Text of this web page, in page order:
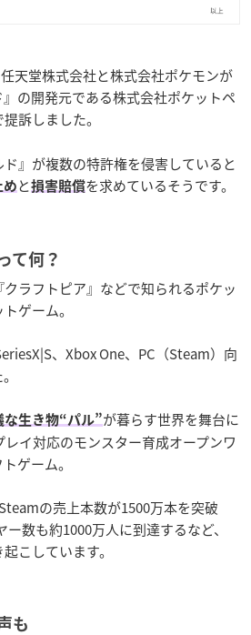
天堂株式会社と株式会社ポケモンが
の開発元である株式会社ポケットペ
提訴しました。
』が複数の特許権を侵害していると
め と損害賠償を求めているそうです。
て何？
クラフトピア』などで知られるポケッ
ゲーム。
、Xbox One、PC（Steam）向
な生き物“パル”が暮らす世界を舞台に
イ対応のモンスター育成オープンワ
ゲーム。
の売上本数が1500万本を突破
数も約1000万人に到達するなど、
こしています。
も